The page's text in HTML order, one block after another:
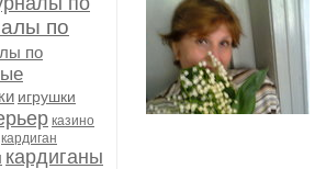
по
по
игрушки
казино
кардиган
кардиганы